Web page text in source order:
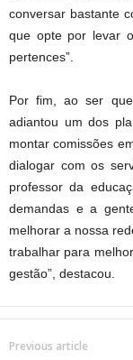
conversar bastante
que opte por levar
pertences”.
Por fim, ao ser
adiantou um dos
montar comissões
dialogar com os
professor da
demandas e a
melhorar a nossa
trabalhar para
gestão”, destacou.
Previous article